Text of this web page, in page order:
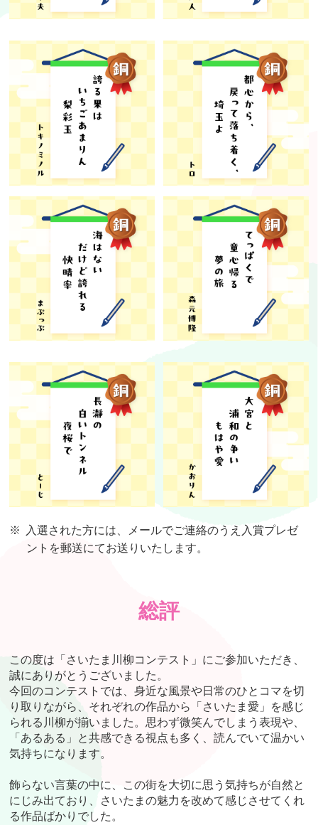
※
入選された方には、メールでご連絡のうえ入賞プレゼ
ントを郵送にてお送りいたします。
総評
この度は「さいたま川柳コンテスト」にご参加いただき、
誠にありがとうございました。
今回のコンテストでは、身近な風景や日常のひとコマを切
り取りながら、それぞれの作品から「さいたま愛」を感じ
られる川柳が揃いました。思わず微笑んでしまう表現や、
「あるある」と共感できる視点も多く、読んでいて温かい
気持ちになります。
飾らない言葉の中に、この街を大切に思う気持ちが自然と
にじみ出ており、さいたまの魅力を改めて感じさせてくれ
る作品ばかりでした。